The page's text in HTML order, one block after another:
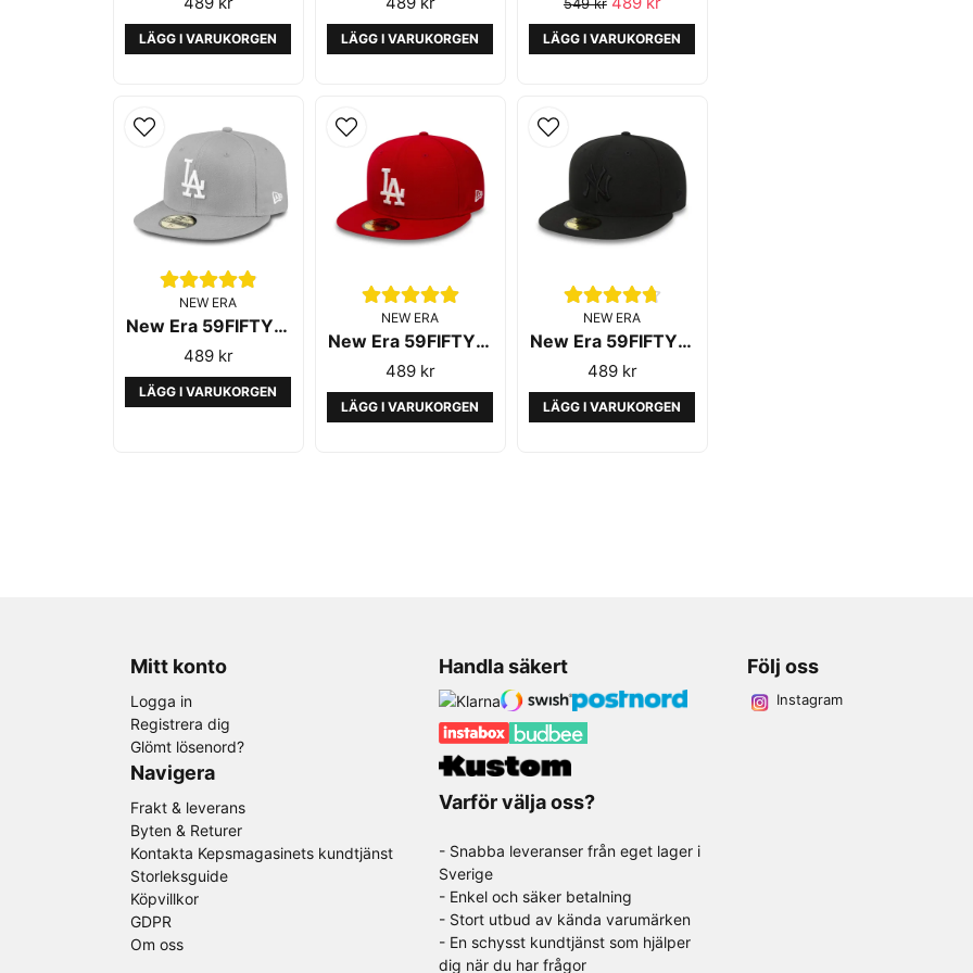
LÄGG I VARUKORGEN LÄGG I VARUKORGEN LÄGG I VARUKORGEN
NEW ERA
New Era 59FIFTY Los Angeles Dodgers Essential Grey
489 kr
LÄGG I VARUKORGEN
NEW ERA
New Era 59FIFTY LA Dodgers Essential Red
489 kr
LÄGG I VARUKORGEN
NEW ERA
New Era 59FIFTY New York Yankees Black on Black
489 kr
LÄGG I VARUKORGEN
Mitt konto
Logga in
Registrera dig
Glömt lösenord?
Navigera
Frakt & leverans
Byten & Returer
Kontakta Kepsmagasinets kundtjänst
Storleksguide
Köpvillkor
GDPR
Om oss
Handla säkert
Varför välja oss?
- Snabba leveranser från eget lager i
Sverige
- Enkel och säker betalning
- Stort utbud av kända varumärken
- En schysst kundtjänst som hjälper
dig när du har frågor
Följ oss
Instagram